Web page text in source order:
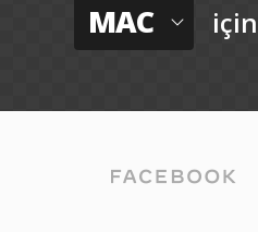
MAC için